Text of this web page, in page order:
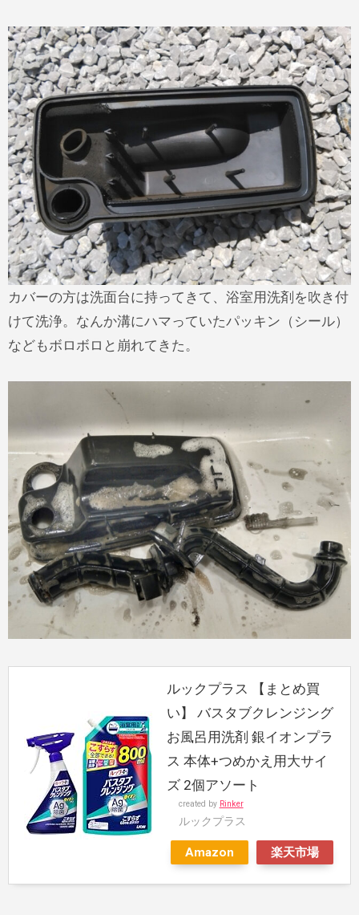
カバーの方は洗面台に持ってきて、浴室用洗剤を吹き付
けて洗浄。なんか溝にハマっていたパッキン（シール）
などもボロボロと崩れてきた。
ルックプラス 【まとめ買
い】 バスタブクレンジング
お風呂用洗剤 銀イオンプラ
ス 本体+つめかえ用大サイ
ズ 2個アソート
created by Rinker
ルックプラス
Amazon 楽天市場